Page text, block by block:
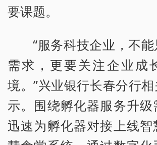
要课题。
“服务科技企业，不
需求，更要关注企业成
境。”兴业银行长春分行
示。围绕孵化器服务升
迅速为孵化器对接上线智